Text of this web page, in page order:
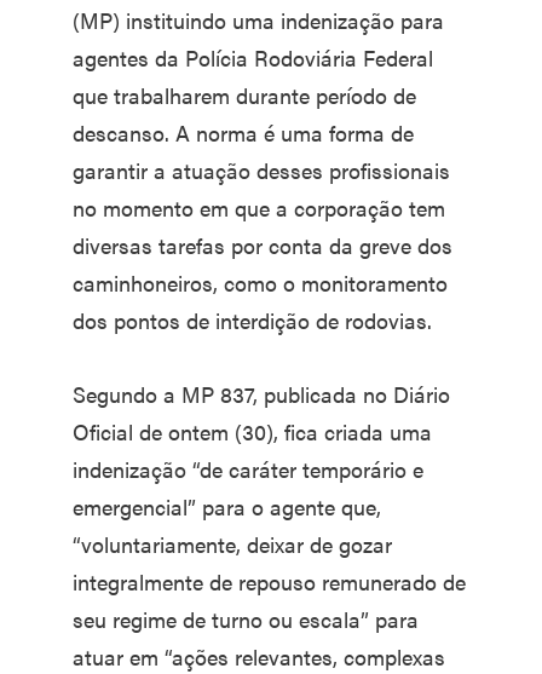
(MP) instituindo uma indenização para
agentes da Polícia Rodoviária Federal
que trabalharem durante período de
descanso. A norma é uma forma de
garantir a atuação desses profissionais
no momento em que a corporação tem
diversas tarefas por conta da greve dos
caminhoneiros, como o monitoramento
dos pontos de interdição de rodovias.
Segundo a MP 837, publicada no Diário
Oficial de ontem (30), fica criada uma
indenização “de caráter temporário e
emergencial” para o agente que,
“voluntariamente, deixar de gozar
integralmente de repouso remunerado de
seu regime de turno ou escala” para
atuar em “ações relevantes, complexas